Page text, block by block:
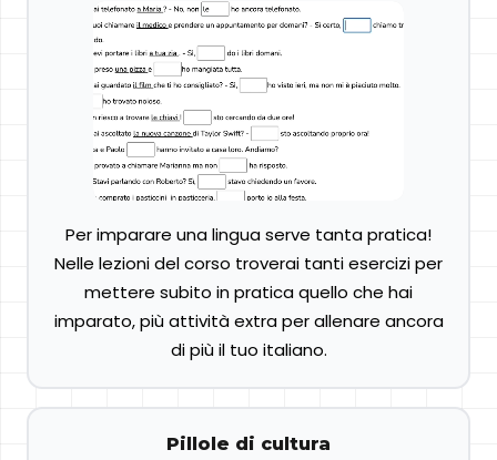
Per imparare una lingua serve tanta pratica!
Nelle lezioni del corso troverai tanti esercizi per
mettere subito in pratica quello che hai
imparato, più attività extra per allenare ancora
di più il tuo italiano.
Pillole di cultura